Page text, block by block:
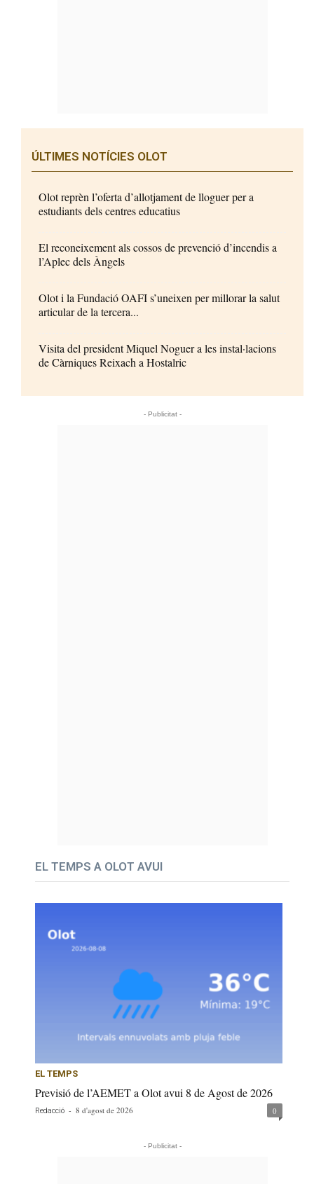
ÚLTIMES NOTÍCIES OLOT
Olot reprèn l’oferta d’allotjament de lloguer per a
estudiants dels centres educatius
El reconeixement als cossos de prevenció d’incendis a
l’Aplec dels Àngels
Olot i la Fundació OAFI s’uneixen per millorar la salut
articular de la tercera...
Visita del president Miquel Noguer a les instal·lacions
de Càrniques Reixach a Hostalric
- Publicitat -
EL TEMPS A OLOT AVUI
EL TEMPS
Previsió de l’AEMET a Olot avui 8 de Agost de 2026
Redacció - 8 d'agost de 2026 0
- Publicitat -